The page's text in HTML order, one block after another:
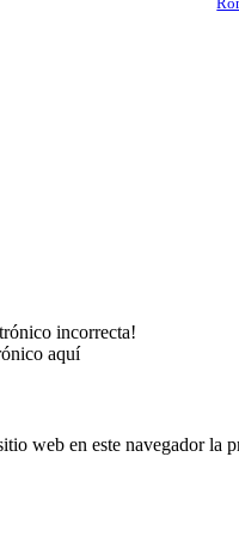
incorrecta!
aquí
web en este navegador la